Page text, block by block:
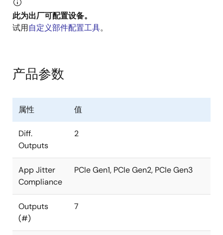
此为出厂可配置设备。
试用自定义部件配置工具。
产品参数
属性 值
Diff.
Outputs
2
App Jitter
Compliance
PCIe Gen1, PCIe Gen2, PCIe Gen3
Outputs
(#)
7